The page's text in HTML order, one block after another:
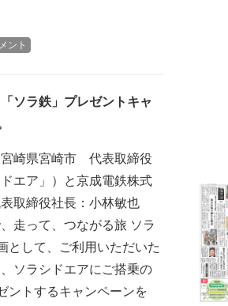
ソラ鉄」プレゼントキャ
崎県宮崎市 代表取締役
エア」）と京成電鉄株式
取締役社長：小林敏也
走って、つながる旅 ソラ
として、ご利用いただいた
ソラシドエアにご搭乗の
ントするキャンペーンを